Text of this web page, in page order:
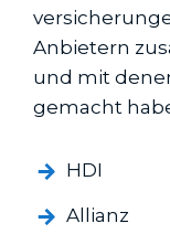
Anbietern
und mit
gemacht
HDI
Allianz